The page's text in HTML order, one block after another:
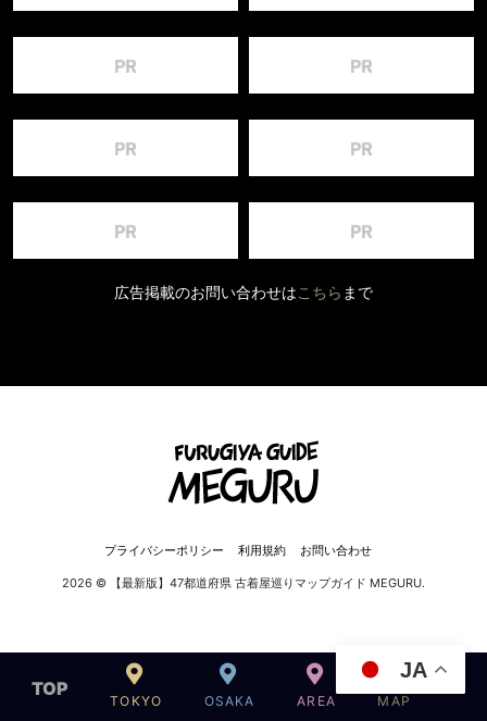
TOP
TOKYO OSAKA AREA MAP
広告掲載のお問い合わせはこちら まで
プライバシーポリシー 利用規約 お問い合わせ
2026 © 【最新版】47都道府県 古着屋巡りマップガイド MEGURU.
JA